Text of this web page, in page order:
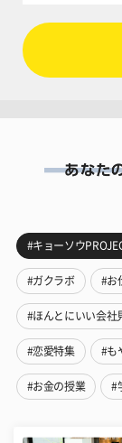
#キョーソウ
#ガクラボ #お
#ほんとにいい会社
#恋愛特集 #も
#お金の授業 #